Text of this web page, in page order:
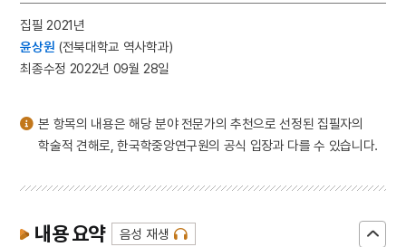
9 마령
10 세조
집필 2021년
윤상원 (전북대학교 역사학과)
최종수정 2022년 09월 28일
본 항목의 내용은 해당 분야 전문가의 추천으로 선정된 집필자의
학술적 견해로, 한국학중앙연구원의 공식 입장과 다를 수 있습니다.
내용 요약 음성 재생